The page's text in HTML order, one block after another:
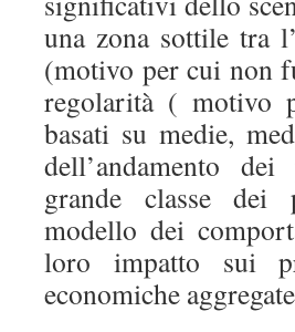
una zona sottile tra
(motivo per cui non
regolarità ( motivo
basati su medie,
dell’andamento
grande classe dei
modello dei
loro impatto sui
economiche